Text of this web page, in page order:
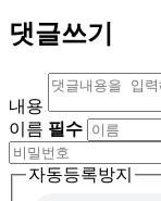
댓글쓰기
내용
이름 필수
자동등록방지